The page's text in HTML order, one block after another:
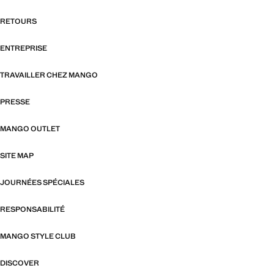
RETOURS
ENTREPRISE
TRAVAILLER CHEZ MANGO
PRESSE
MANGO OUTLET
SITE MAP
JOURNÉES SPÉCIALES
RESPONSABILITÉ
MANGO STYLE CLUB
DISCOVER